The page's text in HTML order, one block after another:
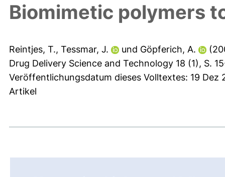
Biomimetic polymers
Reintjes, T., Tessmar, J. und Göpferich, A.
Drug Delivery Science and Technology 18 (1), S.
Veröffentlichungsdatum dieses Volltextes: 19 Dez
Artikel